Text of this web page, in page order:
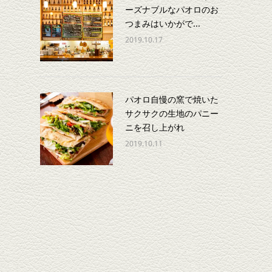
ーズナブルなパオロのお
つまみはいかがで...
2019.10.17
パオロ自慢の窯で焼いた
サクサクの生地のパニー
ニを召し上がれ
2019.10.11